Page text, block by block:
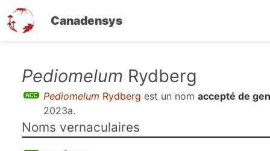
Canadensys
contenu
Pediomelum Rydberg
Pediomelum Rydberg est un nom accepté de
2023a.
Noms vernaculaires